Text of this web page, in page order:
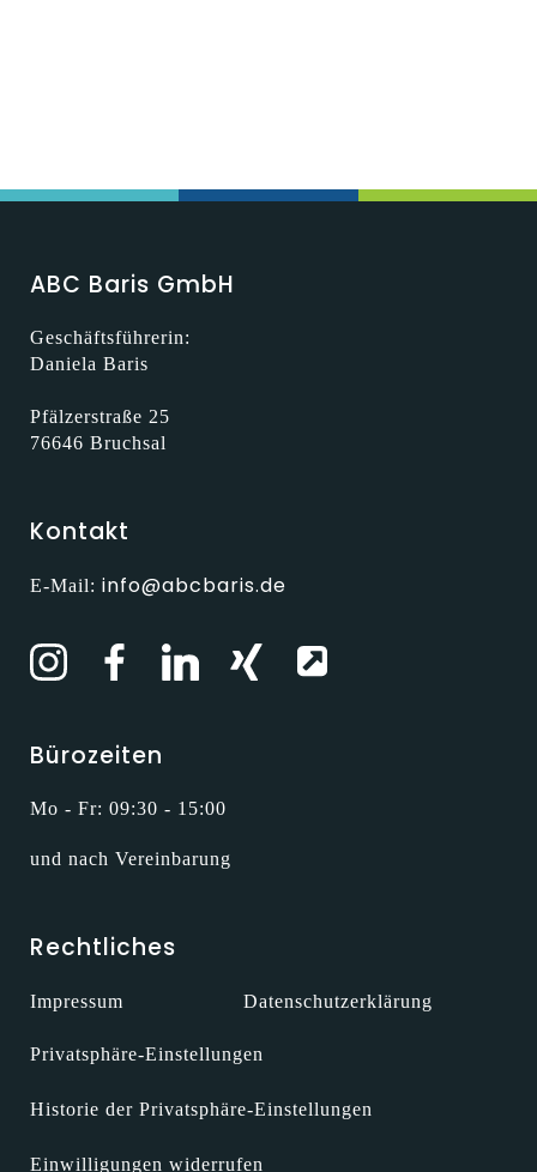
ABC Baris GmbH
Geschäftsführerin:
Daniela Baris
Pfälzerstraße 25
76646 Bruchsal
Kontakt
E-Mail: info@abcbaris.de
Bürozeiten
Mo - Fr: 09:30 - 15:00
und nach Vereinbarung
Rechtliches
Impressum Datenschutzerklärung
Privatsphäre-Einstellungen
Historie der Privatsphäre-Einstellungen
Einwilligungen widerrufen